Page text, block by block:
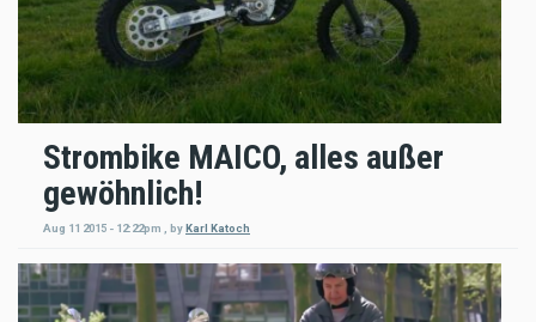
Strombike MAICO, alles außer
gewöhnlich!
Aug 11 2015 - 12:22pm , by Karl Katoch